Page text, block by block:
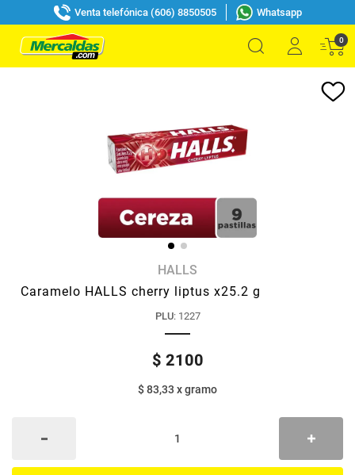
Venta telefónica (606) 8850505 Whatsapp
0
HALLS
Caramelo HALLS cherry liptus x25.2 g
PLU: 1227
$ 2100
$ 83,33 xgramo